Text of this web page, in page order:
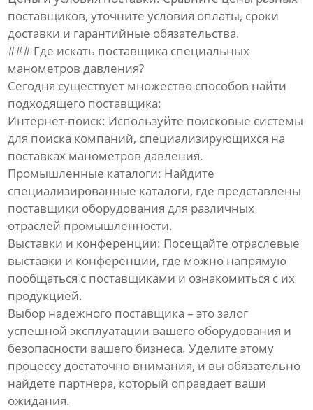
поставщиков, уточните условия оплаты, сроки
доставки и гарантийные обязательства.
### Где искать поставщика специальных
манометров давления?
Сегодня существует множество способов найти
подходящего поставщика:
Интернет-поиск: Используйте поисковые системы
для поиска компаний, специализирующихся на
поставках манометров давления.
Промышленные каталоги: Найдите
специализированные каталоги, где представлены
поставщики оборудования для различных
отраслей промышленности.
Выставки и конференции: Посещайте отраслевые
выставки и конференции, где можно напрямую
пообщаться с поставщиками и ознакомиться с их
продукцией.
Выбор надежного поставщика – это залог
успешной эксплуатации вашего оборудования и
безопасности вашего бизнеса. Уделите этому
процессу достаточно внимания, и вы обязательно
найдете партнера, который оправдает ваши
ожидания.